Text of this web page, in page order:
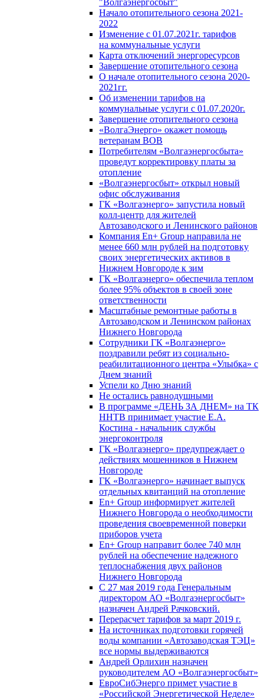
"Волгаэнергосбыт"
Начало отопительного сезона 2021-
2022
Изменение с 01.07.2021г. тарифов
на коммунальные услуги
Карта отключений энергоресурсов
Завершение отопительного сезона
О начале отопительного сезона 2020-
2021гг.
Об изменении тарифов на
коммунальные услуги с 01.07.2020г.
Завершение отопительного сезона
«ВолгаЭнерго» окажет помощь
ветеранам ВОВ
Потребителям «Волгаэнергосбыта»
проведут корректировку платы за
отопление
«Волгаэнергосбыт» открыл новый
офис обслуживания
ГК «Волгаэнерго» запустила новый
колл-центр для жителей
Автозаводского и Ленинского районов
Компания En+ Group направила не
менее 660 млн рублей на подготовку
своих энергетических активов в
Нижнем Новгороде к зим
ГК «Волгаэнерго» обеспечила теплом
более 95% объектов в своей зоне
ответственности
Масштабные ремонтные работы в
Автозаводском и Ленинском районах
Нижнего Новгорода
Сотрудники ГК «Волгаэнерго»
поздравили ребят из социально-
реабилитационного центра «Улыбка» с
Днем знаний
Успели ко Дню знаний
Не остались равнодушными
В программе «ДЕНЬ ЗА ДНЕМ» на ТК
ННТВ принимает участие Е.А.
Костина - начальник службы
энергоконтроля
ГК «Волгаэнерго» предупреждает о
действиях мошенников в Нижнем
Новгороде
ГК «Волгаэнерго» начинает выпуск
отдельных квитанций на отопление
En+ Group информирует жителей
Нижнего Новгорода о необходимости
проведения своевременной поверки
приборов учета
En+ Group направит более 740 млн
рублей на обеспечение надежного
теплоснабжения двух районов
Нижнего Новгорода
С 27 мая 2019 года Генеральным
директором АО «Волгаэнергосбыт»
назначен Андрей Рачковский.
Перерасчет тарифов за март 2019 г.
На источниках подготовки горячей
воды компании «Автозаводская ТЭЦ»
все нормы выдерживаются
Андрей Орлихин назначен
руководителем АО «Волгаэнергосбыт»
ЕвроСибЭнерго примет участие в
«Российской Энергетической Неделе»